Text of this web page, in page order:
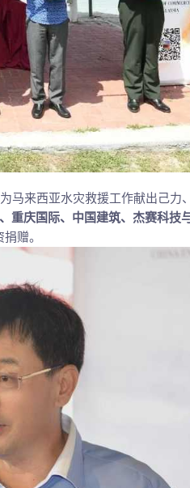
马来西亚水灾救援工作献出己力
重庆国际、中国建筑、杰赛科技
赠。